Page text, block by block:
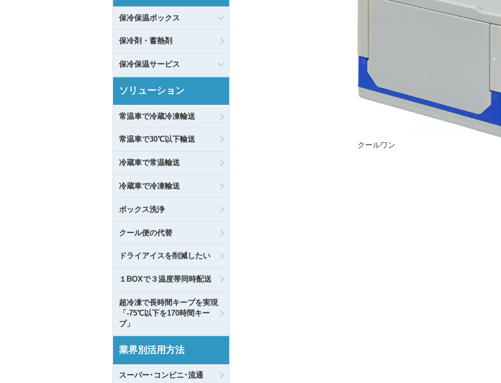
クールワン
保冷保温ボックス
保冷剤・蓄熱剤
保冷保温サービス
ソリューション
常温車で冷蔵冷凍輸送
常温車で30℃以下輸送
冷蔵車で常温輸送
冷蔵車で冷凍輸送
ボックス洗浄
クール便の代替
ドライアイスを削減したい
１BOXで３温度帯同時配送
超冷凍で長時間キープを実現
「-75℃以下を170時間キー
プ」
業界別活用方法
スーパー･コンビニ･流通